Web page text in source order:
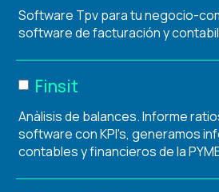
Software Tpv para tu negocio-
software de facturación y
Finsit
Anàlisis de balances. Informe
software con KPI's, generamos
contables y financieros de la